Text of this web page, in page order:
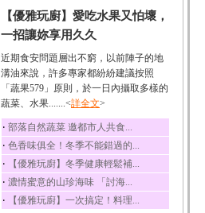
【優雅玩廚】愛吃水果又怕壞，
一招讓妳享用久久
近期食安問題層出不窮，以前陣子的地
溝油來說，許多專家都紛紛建議按照
「蔬果579」原則，於一日內攝取多樣的
蔬菜、水果.......<詳全文>
‧ 部落自然蔬菜 邀都市人共食...
‧ 色香味俱全！冬季不能錯過的...
‧ 【優雅玩廚】冬季健康輕鬆補...
‧ 濃情蜜意的山珍海味 「討海...
‧ 【優雅玩廚】一次搞定！料理...